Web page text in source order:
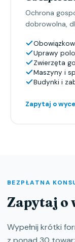
Ochrona
dobrowolna,
Uprawy
Zwierzęta
Maszyny i
Budynki i
Zapytaj o
BEZPŁATNA
Zapytaj o
Wypełnij krótki